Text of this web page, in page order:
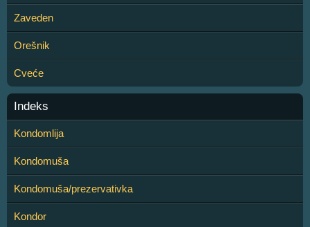
Zaveden
Orešnik
Cveće
Indeks
Kondomlija
Kondomuša
Kondomuša/prezervativka
Kondor